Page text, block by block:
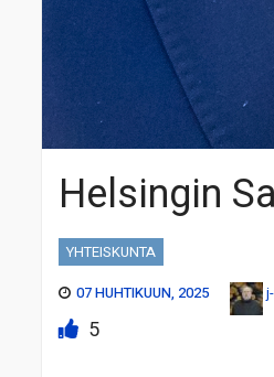
Helsingin
YHTEISKUNTA
07 HUHTIKUUN, 2025
5